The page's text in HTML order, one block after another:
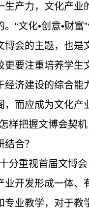
生产力，文化产业
“文化•创意•财
博会的主题，也是
要注重培养学生
经济建设的综合能
，而应成为文化
样把握文博会契
结合？
分重视首届文博
业开发形成一体、
专业教学，对于教